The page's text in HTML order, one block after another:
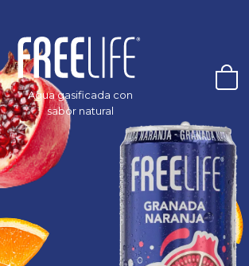
Agua gasificada con
sabor natural